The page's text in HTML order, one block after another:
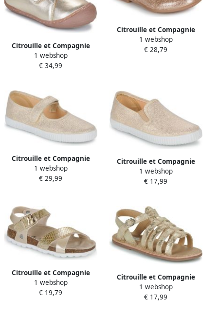
Citrouille et Compagnie
Hoge Sneakers JUKI
1 webshop
€ 34,99
Citrouille et Compagnie
Ballerina's NEW 19
1 webshop
€ 28,79
Citrouille et Compagnie
Ballerina's IVALYA
1 webshop
€ 29,99
Citrouille et Compagnie
Nette schoenen CALVEL
1 webshop
€ 17,99
Citrouille et Compagnie
Platte sandalen MARLYNE
1 webshop
€ 19,79
Citrouille et Compagnie
Platte sandalen INALA
1 webshop
€ 17,99